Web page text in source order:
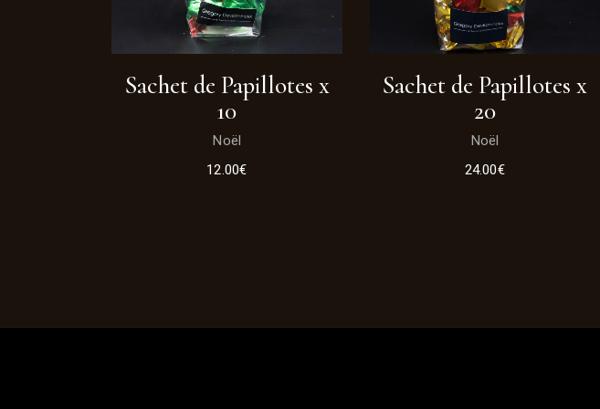
Sachet de Papillotes x
10
Noël
12.00€
Sachet de Papillotes x
20
Noël
24.00€